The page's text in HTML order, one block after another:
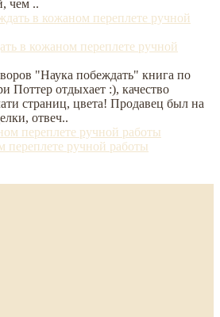
чем ..
в кожаном переплете ручной
"Наука побеждать" книга по
Поттер отдыхает :), качество
страниц, цвета! Продавец был на
отвеч..
ручной работы